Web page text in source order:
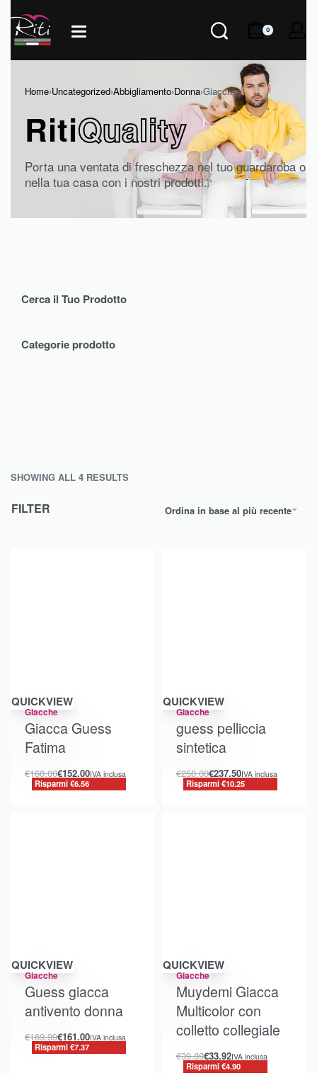
0
Home›Uncategorized›Abbigliamento›Donna›Giacche
RitiQuality
Porta una ventata di freschezza nel tuo guardaroba o
nella tua casa con i nostri prodotti.
Cerca il Tuo Prodotto
Categorie prodotto
SHOWING ALL 4 RESULTS
Ordina in base al più recente
FILTER
Risparmi €6.56
QUICKVIEW
Giacche
Giacca Guess
Fatima
€160.00€152.00IVA inclusa
Risparmi €6.56
Risparmi €10.25
QUICKVIEW
Giacche
guess pelliccia
sintetica
€250.00€237.50IVA inclusa
Risparmi €10.25
Risparmi €7.37
QUICKVIEW
Giacche
Guess giacca
antivento donna
€169.99€161.00IVA inclusa
Risparmi €7.37
Risparmi €4.90
QUICKVIEW
Giacche
Muydemi Giacca
Multicolor con
colletto collegiale
€39.89€33.92IVA inclusa
Risparmi €4.90